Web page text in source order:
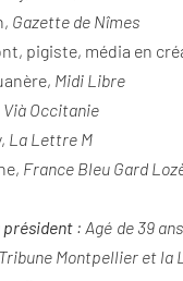
Gazette de Nîmes
pigiste, média en
Midi Libre
Vià Occitanie
La Lettre M
France Bleu Gard
président : Agé de 39
Montpellier et